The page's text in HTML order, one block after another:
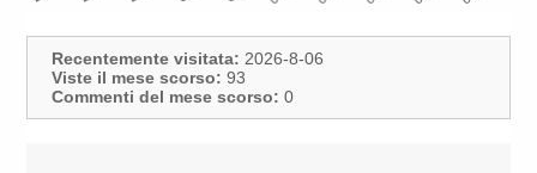
Recentemente visitata: 2026-8-06
Viste il mese scorso: 93
Commenti del mese scorso: 0